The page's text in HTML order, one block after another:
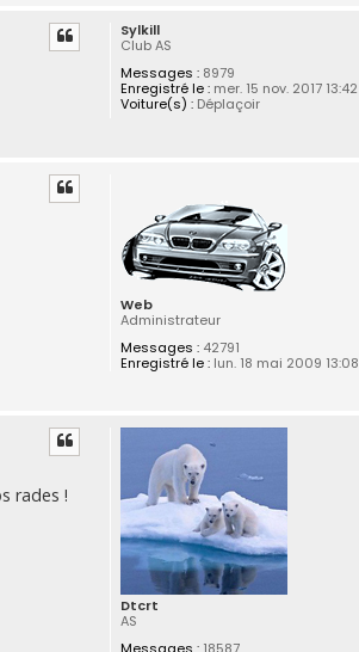
Sylkill
Club AS
Messages :8979
Enregistré le :mer. 15 nov. 2017 13:42
Voiture(s) :Déplaçoir
Web
Administrateur
Messages :42791
Enregistré le :lun. 18 mai 2009 13:08
Dtcrt
AS
rades !